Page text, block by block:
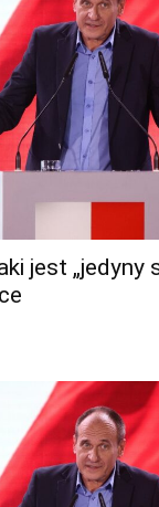
jest „jedyny